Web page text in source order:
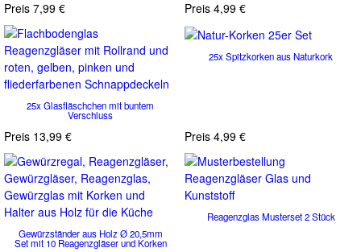
Preis 7,99 € Preis 4,99 €
25x Glasfläschchen mit buntem
Verschluss
Preis 13,99 €
25x Spitzkorken aus Naturkork
Preis 4,99 €
Gewürzständer aus Holz Ø 20,5mm
Set mit 10 Reagenzgläser und Korken
Reagenzglas Musterset 2 Stück